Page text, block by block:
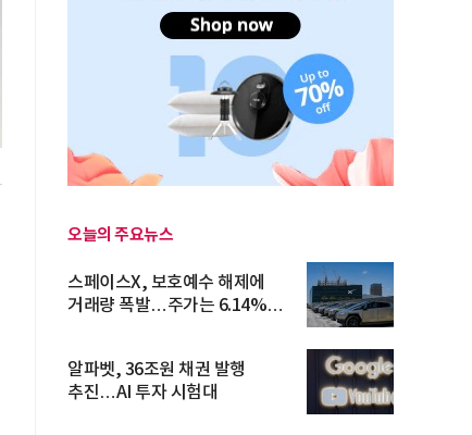
오늘의 주요뉴스
스페이스X, 보호예수 해제에
거래량 폭발…주가는 6.14%
알파벳, 36조원 채권 발행
추진…AI 투자 시험대